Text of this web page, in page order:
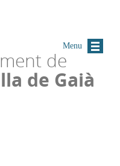
de
de Gaià
Menu